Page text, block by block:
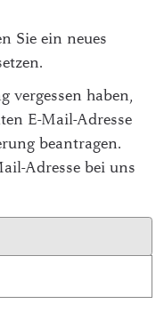
Sie ein neues
vergessen haben,
E-Mail-Adresse
beantragen.
Adresse bei uns